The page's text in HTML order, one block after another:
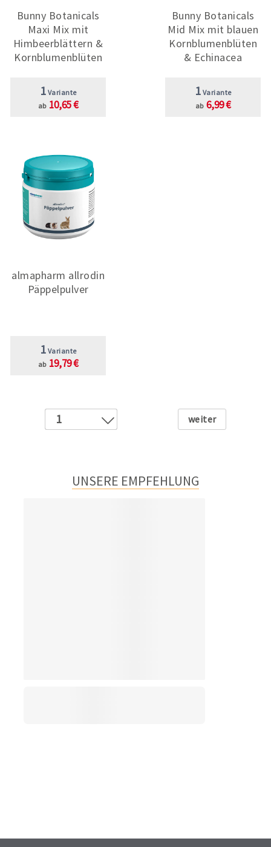
Bunny Botanicals
Maxi Mix mit
Himbeerblättern &
Kornblumenblüten
1 Variante
ab 10,65 €
Bunny Botanicals
Mid Mix mit blauen
Kornblumenblüten
& Echinacea
1 Variante
ab 6,99 €
almapharm allrodin
Päppelpulver
1 Variante
ab 19,79 €
1
Weiter
UNSERE EMPFEHLUNG